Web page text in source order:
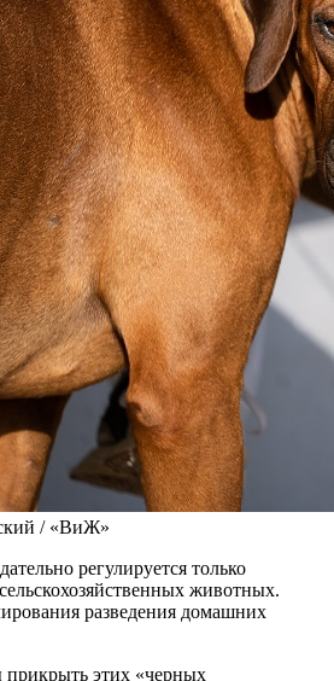
/ «ВиЖ»
регулируется только
животных.
разведения домашних
прикрыть этих «черных